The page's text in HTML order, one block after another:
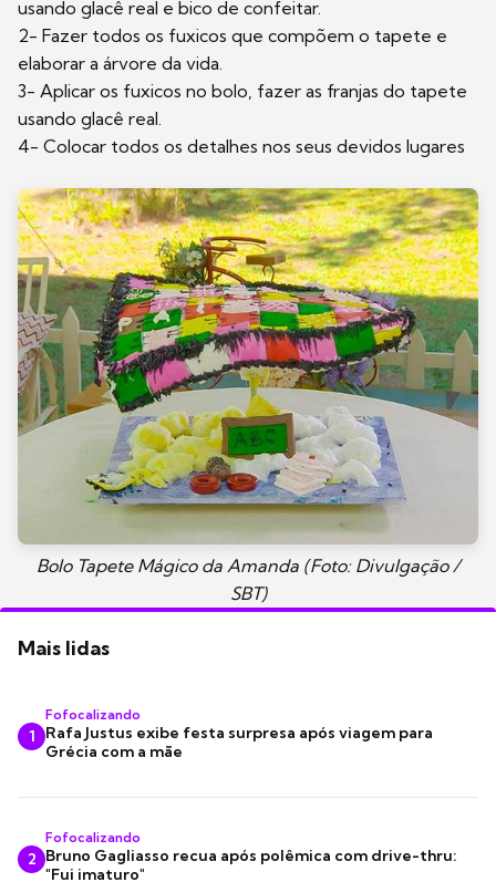
usando glacê real e bico de confeitar.
2- Fazer todos os fuxicos que compõem o tapete e
elaborar a árvore da vida.
3- Aplicar os fuxicos no bolo, fazer as franjas do tapete
usando glacê real.
4- Colocar todos os detalhes nos seus devidos lugares
Bolo Tapete Mágico da Amanda (Foto: Divulgação /
SBT)
Mais lidas
1
Fofocalizando
Rafa Justus exibe festa surpresa após viagem para
Grécia com a mãe
2
Fofocalizando
Bruno Gagliasso recua após polêmica com drive-thru:
"Fui imaturo"